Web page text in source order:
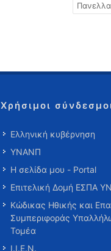
Χρήσιμοι
Ελληνική κυβέρνηση
ΥΝΑΝΠ
Η σελίδα μου - Portal
Επιτελική Δομή ΕΣΠΑ
Κώδικας Ηθικής και
Συμπεριφοράς
Τομέα
Ι.Ι.Ε.Ν.